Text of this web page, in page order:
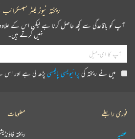
ریختہ نیوز لیٹر سبسکرائب
آپ کو باقاعدگی سے کچھ حاصل کرنا ہے لیکن اس کے
نہیں کرتے ہیں۔
میں نے ریختہ کیپرائیویسی پالیسیپڑھ لی ہے اور اس
فوری رابطے
عطیہ
معلومات
ریختہ